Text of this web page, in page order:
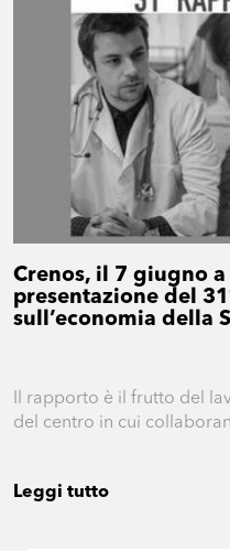
Crenos, il 7 giugno
presentazione del
sull’economia della
Il rapporto è il frutto del
del centro in cui
Leggi tutto